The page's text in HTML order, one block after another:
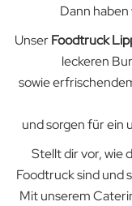
Dann
UnserFoodtruck
leckeren
sowie
und sorgen für ein
Stellt dir vor, wie
Foodtruck sind und
Mit unserem